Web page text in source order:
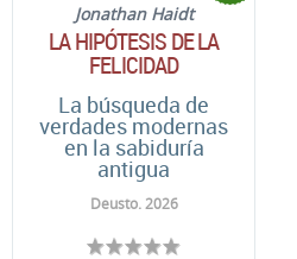
Jonathan Haidt
LA HIPÓTESIS DE LA
FELICIDAD
La búsqueda de
verdades modernas
en la sabiduría
antigua
Deusto. 2026